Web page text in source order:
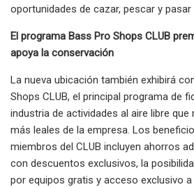
oportunidades de cazar, pescar y
El programa Bass Pro Shops CLUB
apoya la conservación
La nueva ubicación también exhibirá
Shops CLUB, el principal programa de
industria de actividades al aire libre
más leales de la empresa. Los
miembros del CLUB incluyen ahorros
con descuentos exclusivos, la
por equipos gratis y acceso exclusivo